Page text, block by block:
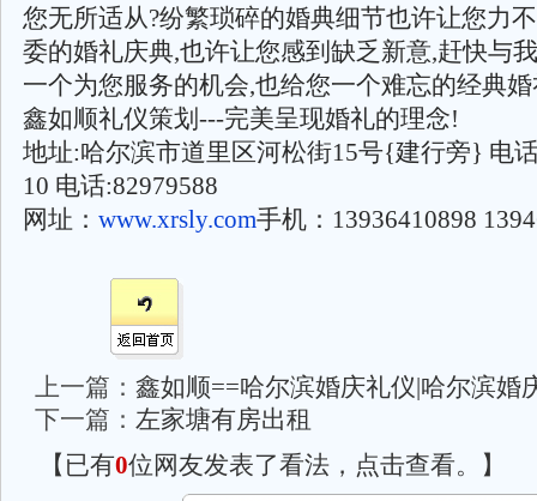
您无所适从?纷繁琐碎的婚典细节也许让您力
委的婚礼庆典,也许让您感到缺乏新意,赶快与
一个为您服务的机会,也给您一个难忘的经典
鑫如顺礼仪策划---完美呈现婚礼的理念!
地址:哈尔滨市道里区河松街15号{建行旁} 电
10 电话:82979588
网址： www.xrsly.com手机：13936410898
上一篇： 鑫如顺==哈尔滨婚庆礼仪|哈尔滨婚
下一篇： 左家塘有房出租
【已有0位网友发表了看法，点击查看。】